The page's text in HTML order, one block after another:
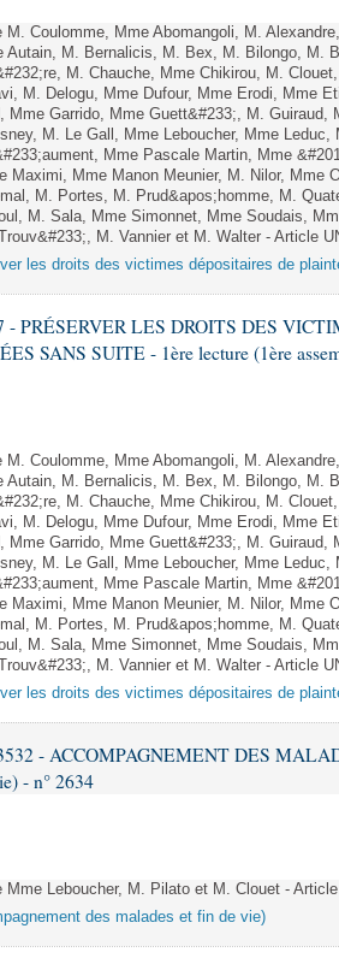
M. Coulomme, Mme Abomangoli, M.
Autain, M. Bernalicis, M. Bex, M. Bilongo, M.
M. Chauche, Mme Chikirou, M.
M. Delogu, Mme Dufour, Mme Erodi, Mme
Mme Garrido, Mme Guett&#233;, M.
M. Le Gall, Mme Leboucher, Mme
Mme Pascale Martin, Mme
Maximi, Mme Manon Meunier, M. Nilor, Mme
M. Portes, M. Prud&apos;homme, M.
M. Sala, Mme Simonnet, Mme Soudais,
M. Vannier et M. Walter - Article
les droits des victimes dépositaires de
- PRÉSERVER LES DROITS DES
SANS SUITE - 1ère lecture (1ère
M. Coulomme, Mme Abomangoli, M.
Autain, M. Bernalicis, M. Bex, M. Bilongo, M.
M. Chauche, Mme Chikirou, M.
M. Delogu, Mme Dufour, Mme Erodi, Mme
Mme Garrido, Mme Guett&#233;, M.
M. Le Gall, Mme Leboucher, Mme
Mme Pascale Martin, Mme
Maximi, Mme Manon Meunier, M. Nilor, Mme
M. Portes, M. Prud&apos;homme, M.
M. Sala, Mme Simonnet, Mme Soudais,
M. Vannier et M. Walter - Article
les droits des victimes dépositaires de
- ACCOMPAGNEMENT DES
- n° 2634
Mme Leboucher, M. Pilato et M. Clouet -
des malades et fin de vie)